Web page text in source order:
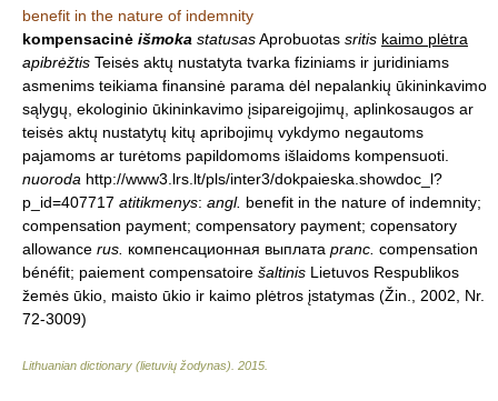
benefit in the nature of indemnity
kompensacinė išmoka statusasAprobuotas sritis kaimo plėtra
apibrėžtis Teisės aktų nustatyta tvarka fiziniams ir juridiniams
asmenims teikiama finansinė parama dėl nepalankių ūkininkavimo
sąlygų, ekologinio ūkininkavimo įsipareigojimų, aplinkosaugos ar
teisės aktų nustatytų kitų apribojimų vykdymo negautoms
pajamoms ar turėtoms papildomoms išlaidoms kompensuoti.
nuoroda http://www3.lrs.lt/pls/inter3/dokpaieska.showdoc_l?
p_id=407717 atitikmenys: angl. benefit in the nature of indemnity;
compensation payment; compensatory payment; copensatory
allowance rus. компенсационная выплата pranc. compensation
bénéfit; paiement compensatoire šaltinis Lietuvos Respublikos
žemės ūkio, maisto ūkio ir kaimo plėtros įstatymas (Žin., 2002, Nr.
72-3009)
Lithuanian dictionary (lietuvių žodynas) 2015